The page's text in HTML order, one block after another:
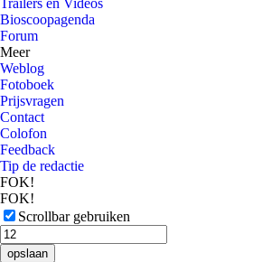
Trailers en Videos
Bioscoopagenda
Forum
Meer
Weblog
Fotoboek
Prijsvragen
Contact
Colofon
Feedback
Tip de redactie
FOK!
FOK!
Scrollbar gebruiken
opslaan